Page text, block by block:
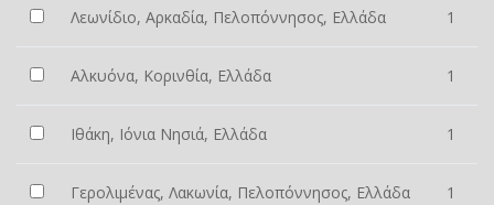
Λεωνίδιο, Αρκαδία, Πελοπόννησος, Ελλάδα 1
Αλκυόνα, Κορινθία, Ελλάδα 1
Ιθάκη, Ιόνια Νησιά, Ελλάδα 1
Γερολιμένας, Λακωνία, Πελοπόννησος, Ελλάδα 1